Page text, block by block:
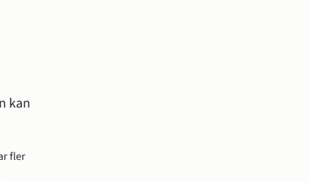
kan
fler